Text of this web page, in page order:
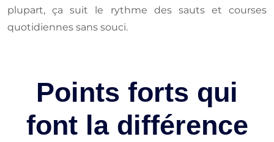
plupart, ça suit le rythme des sauts et courses
quotidiennes sans souci.
Points forts qui
font la différence